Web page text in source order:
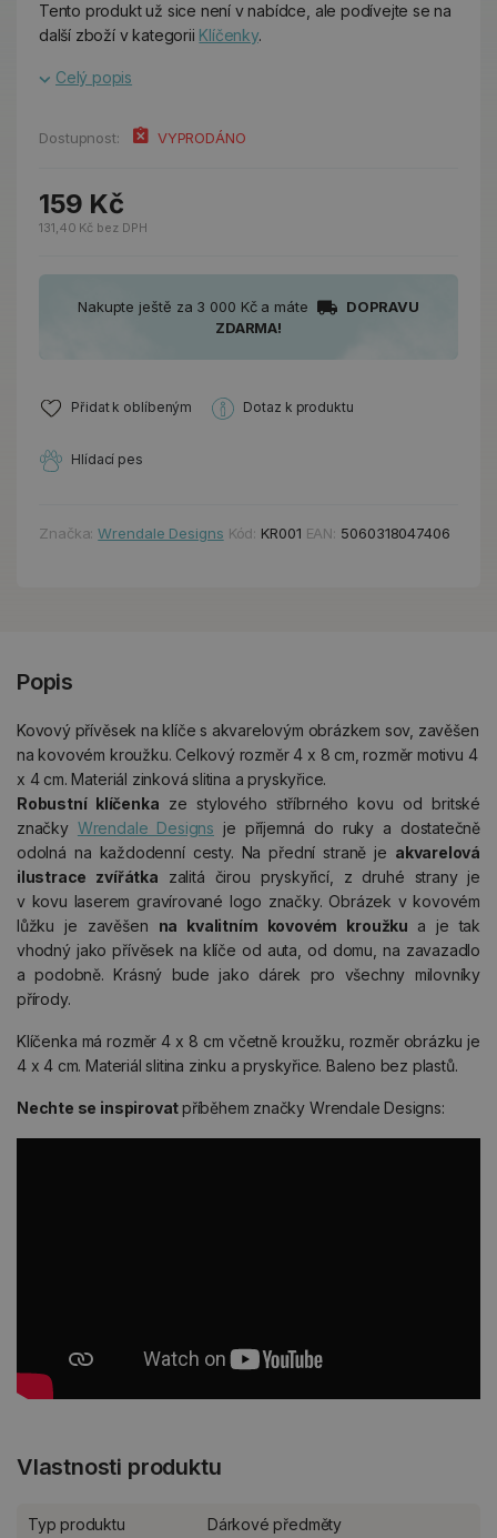
Tento produkt už sice není v nabídce, ale podívejte se na
další zboží v kategorii Klíčenky.
Celý popis
Dostupnost: VYPRODÁNO
159 Kč
131,40 Kč bez DPH
Nakupte ještě za 3 000 Kč a máte
DOPRAVU
ZDARMA!
Přidat k oblíbeným Dotaz k produktu
Hlídací pes
Značka:Wrendale Designs Kód: KR001 EAN: 5060318047406
Popis
Kovový přívěsek na klíče s akvarelovým obrázkem sov, zavěšen
na kovovém kroužku. Celkový rozměr 4 x 8 cm, rozměr motivu 4
x 4 cm. Materiál zinková slitina a pryskyřice.
Robustní klíčenka ze stylového stříbrného kovu od britské
značky Wrendale Designs je příjemná do ruky a dostatečně
odolná na každodenní cesty. Na přední straně je akvarelová
ilustrace zvířátka zalitá čirou pryskyřicí, z druhé strany je
v kovu laserem gravírované logo značky. Obrázek v kovovém
lůžku je zavěšen na kvalitním kovovém kroužku a je tak
vhodný jako přívěsek na klíče od auta, od domu, na zavazadlo
a podobně. Krásný bude jako dárek pro všechny milovníky
přírody.
Klíčenka má rozměr 4 x 8 cm včetně kroužku, rozměr obrázku je
4 x 4 cm. Materiál slitina zinku a pryskyřice. Baleno bez plastů.
Nechte se inspirovatpříběhem značky Wrendale Designs:
Vlastnosti produktu
Typ produktu Dárkové předměty